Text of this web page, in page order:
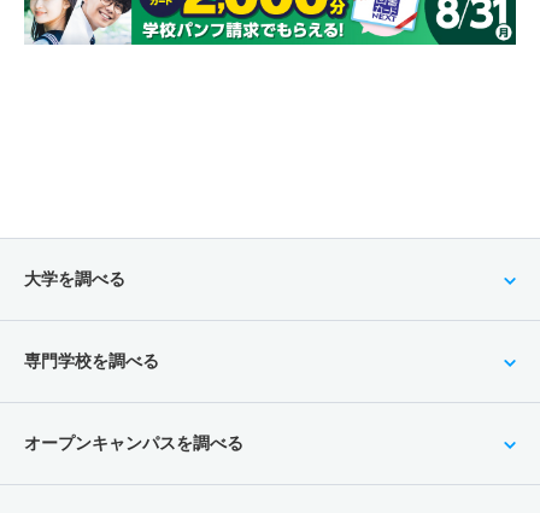
大学を調べる
専門学校を調べる
オープンキャンパスを調べる